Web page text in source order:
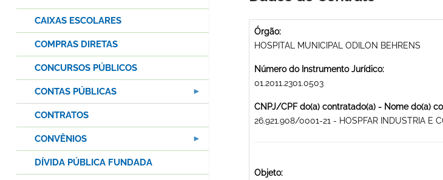
Órgão:
HOSPITAL MUNICIPAL ODILON BEHRENS
Número do Instrumento Jurídico:
01.2011.2301.0503
CNPJ/CPF do(a) contratado(a) - Nome do(a)
26.921.908/0001-21 - HOSPFAR INDUSTRIA E
Objeto:
CAIXAS ESCOLARES
COMPRAS DIRETAS
CONCURSOS PÚBLICOS
CONTAS PÚBLICAS
CONTRATOS
CONVÊNIOS
DÍVIDA PÚBLICA FUNDADA